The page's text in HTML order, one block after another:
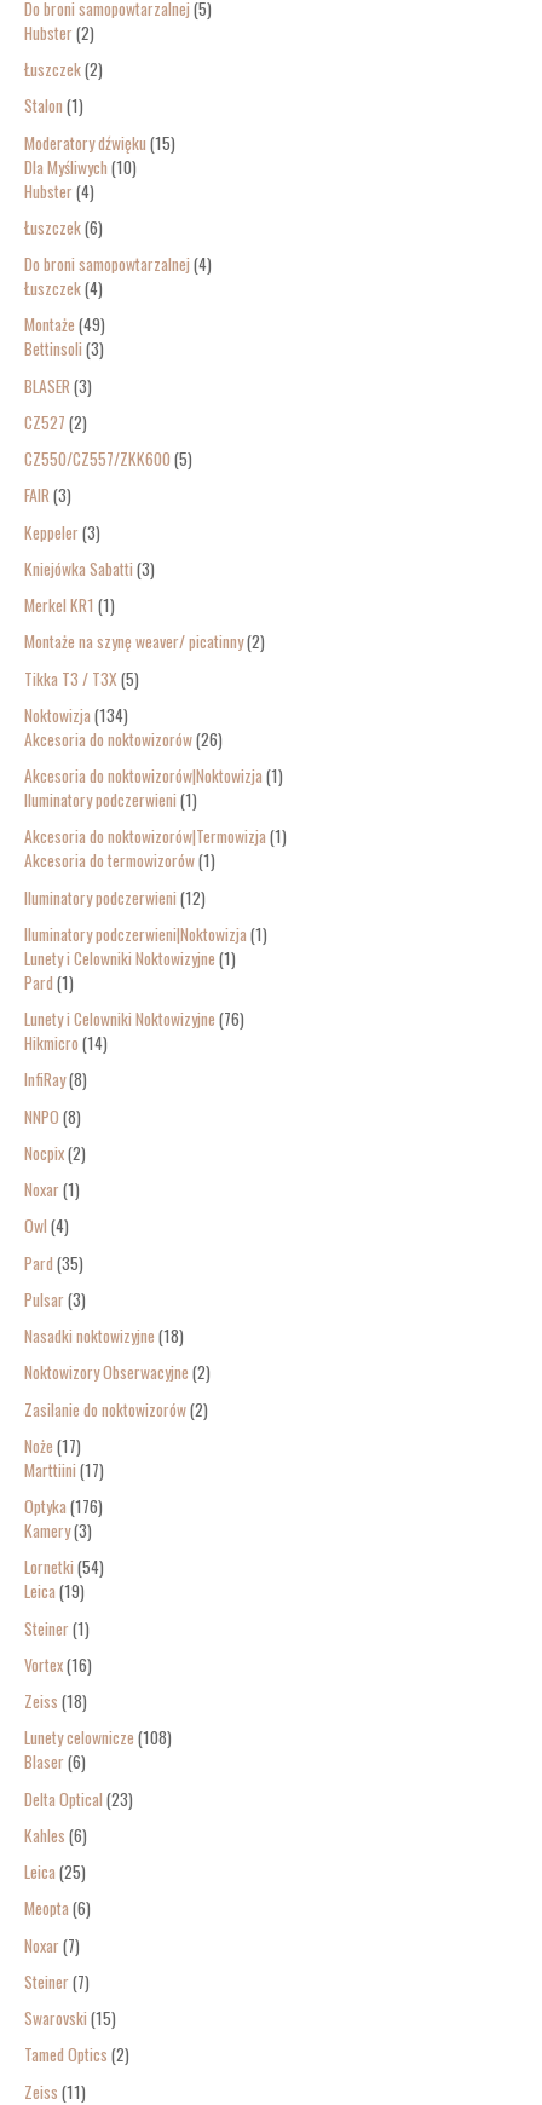
Do broni samopowtarzalnej 5
Hubster 2
Łuszczek 2
Stalon 1
Moderatory dźwięku 15
Dla Myśliwych 10
Hubster 4
Łuszczek 6
Do broni samopowtarzalnej 4
Łuszczek 4
Montaże 49
Bettinsoli 3
BLASER 3
CZ527 2
CZ550/CZ557/ZKK600 5
FAIR 3
Keppeler 3
Kniejówka Sabatti 3
Merkel KR1 1
Montaże na szynę weaver/ picatinny 2
Tikka T3 / T3X 5
Noktowizja 134
Akcesoria do noktowizorów 26
Akcesoria do noktowizorów|Noktowizja 1
Iluminatory podczerwieni 1
Akcesoria do noktowizorów|Termowizja 1
Akcesoria do termowizorów 1
Iluminatory podczerwieni 12
Iluminatory podczerwieni|Noktowizja 1
Lunety i Celowniki Noktowizyjne 1
Pard 1
Lunety i Celowniki Noktowizyjne 76
Hikmicro 14
InfiRay 8
NNPO 8
Nocpix 2
Noxar 1
Owl 4
Pard 35
Pulsar 3
Nasadki noktowizyjne 18
Noktowizory Obserwacyjne 2
Zasilanie do noktowizorów 2
Noże 17
Marttiini 17
Optyka 176
Kamery 3
Lornetki 54
Leica 19
Steiner 1
Vortex 16
Zeiss 18
Lunety celownicze 108
Blaser 6
Delta Optical 23
Kahles 6
Leica 25
Meopta 6
Noxar 7
Steiner 7
Swarovski 15
Tamed Optics 2
Zeiss 11